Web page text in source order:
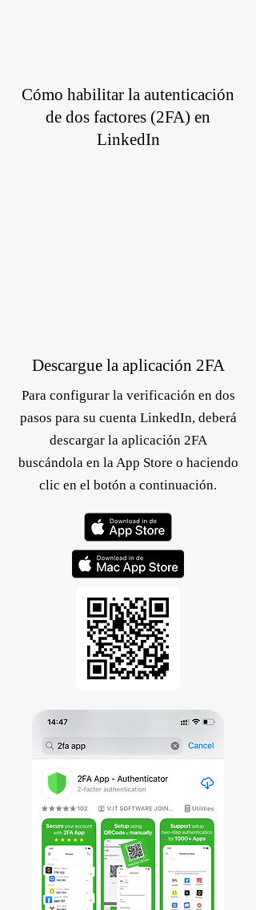
Cómo habilitar la autenticación
de dos factores (2FA) en
LinkedIn
Descargue la aplicación 2FA
Para configurar la verificación en dos
pasos para su cuenta LinkedIn, deberá
descargar la aplicación 2FA
buscándola en la App Store o haciendo
clic en el botón a continuación.